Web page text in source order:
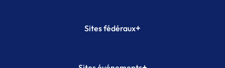
Sites fédéraux+